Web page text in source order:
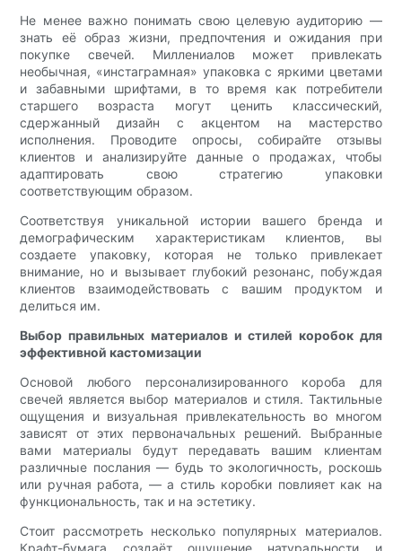
Не менее важно понимать свою целевую аудиторию —
знать её образ жизни, предпочтения и ожидания при
покупке свечей. Миллениалов может привлекать
необычная, «инстаграмная» упаковка с яркими цветами
и забавными шрифтами, в то время как потребители
старшего возраста могут ценить классический,
сдержанный дизайн с акцентом на мастерство
исполнения. Проводите опросы, собирайте отзывы
клиентов и анализируйте данные о продажах, чтобы
адаптировать свою стратегию упаковки
соответствующим образом.
Соответствуя уникальной истории вашего бренда и
демографическим характеристикам клиентов, вы
создаете упаковку, которая не только привлекает
внимание, но и вызывает глубокий резонанс, побуждая
клиентов взаимодействовать с вашим продуктом и
делиться им.
Выбор правильных материалов и стилей коробок для
эффективной кастомизации
Основой любого персонализированного короба для
свечей является выбор материалов и стиля. Тактильные
ощущения и визуальная привлекательность во многом
зависят от этих первоначальных решений. Выбранные
вами материалы будут передавать вашим клиентам
различные послания — будь то экологичность, роскошь
или ручная работа, — а стиль коробки повлияет как на
функциональность, так и на эстетику.
Стоит рассмотреть несколько популярных материалов.